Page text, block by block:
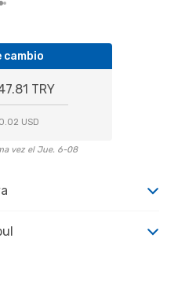
cambio
TRY
USD
vez el Jue. 6-08